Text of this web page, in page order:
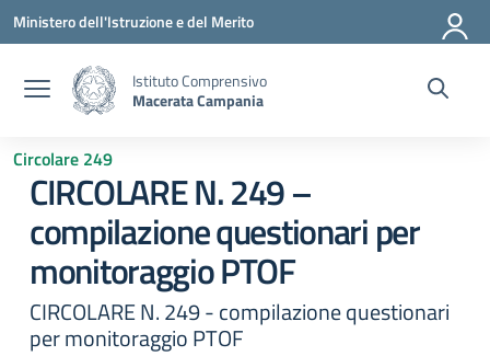
Vai ai contenuti
Vai al menu di navigazione
Vai al footer
Ministero dell'Istruzione e del Merito
Istituto Comprensivo
Macerata Campania
Circolare 249
CIRCOLARE N. 249 –
compilazione questionari per
monitoraggio PTOF
CIRCOLARE N. 249 - compilazione questionari
per monitoraggio PTOF